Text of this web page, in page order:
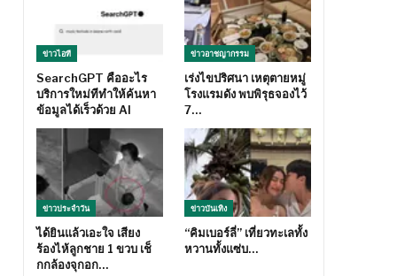
ข่าวไอที
SearchGPT คืออะไร
บริการใหม่ทีทำให้ค้นหา
ข้อมูลได้เร็วด้วย AI
ข่าวอาชญากรรม
เร่งไขปริศนา เหตุตายหมู่
โรงแรมดัง พบพิรุธจองไว้
7…
ข่าวประจำวัน
ได้ยินแล้วเอะใจ เสียง
ร้องไห้ลูกชาย 1 ขวบ เช็
กกล้องจุกอก…
ข่าวบันเทิง
“คิมเบอร์ลี่” เที่ยวทะเลทั้ง
หวานทั้งแซ่บ…